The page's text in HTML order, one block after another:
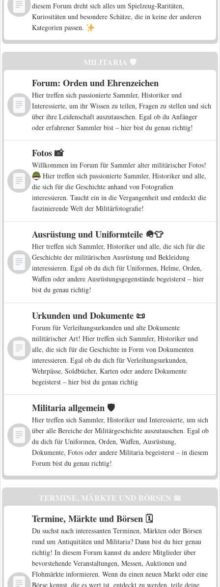
diesem Forum dreht sich alles um Spielzeug-Raritäten,
Kuriositäten und besondere Schätze, die in keine der anderen
Kategorien passen.
MILITARIA 🛡️
Forum: Orden und Ehrenzeichen
Hier treffen sich passionierte Sammler, Historiker und
Interessierte, um ihr Wissen zu teilen, Fragen zu stellen und sich
über ihre Leidenschaft auszutauschen. Egal ob du Anfänger
oder erfahrener Sammler bist – hier bist du genau richtig!
Fotos 📸
Willkommen im Forum für Sammler alter militärischer Fotos!
Hier treffen sich passionierte Sammler, Historiker und alle,
die sich für die Geschichte anhand von Fotografien
interessieren. Taucht ein in die Vergangenheit und entdeckt die
faszinierende Welt der Militärfotografie!
Ausrüstung und Uniformteile 🪖👕
Hier treffen sich Sammler, Historiker und alle, die sich für die
Geschichte der militärischen Ausrüstung und Bekleidung
interessieren. Egal ob du dich für Uniformen, Helme, Orden,
Waffen oder andere Ausrüstungsgegenstände begeisterst – hier
bist du genau richtig!
Urkunden und Dokumente 📜
Forum für Verleihungsurkunden und alte Dokumente
militärischer Art! Hier treffen sich Sammler, Historiker und
alle, die sich für die Geschichte in Form von Dokumenten
interessieren. Egal ob du dich für Verleihungsurkunden,
Wehrpässe, Soldbücher, Karten oder andere Dokumente
begeisterst – hier bist du genau richtig
Militaria allgemein 🛡️
Hier treffen sich Sammler, Historiker und Interessierte, um sich
über alle Bereiche der Militärgeschichte auszutauschen. Egal ob
du dich für Uniformen, Orden, Waffen, Ausrüstung,
Dokumente, Fotos oder andere Militaria begeisterst – in diesem
Forum bist du genau richtig!
TERMINE, MÄRKTE UND BÖRSEN 📅
Termine, Märkte und Börsen 🗓️
Du suchst nach interessanten Terminen, Märkten oder Börsen
rund um Antiquitäten und Militaria? Dann bist du hier genau
richtig! In diesem Forum kannst du andere Mitglieder über
bevorstehende Veranstaltungen, Messen, Auktionen und
Flohmärkte informieren. Wenn du einen neuen Markt oder eine
Börse kennst, die es wert ist, entdeckt zu werden, teile deine